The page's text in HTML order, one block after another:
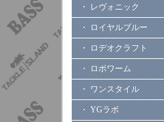
・ レヴォニック
・ ロイヤルブルー
・ ロデオクラフト
・ ロボワーム
・ ワンスタイル
・ YGラボ